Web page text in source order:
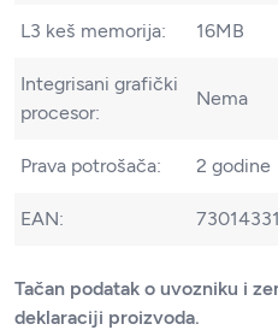
L3 keš memorija: 16MB
Integrisani grafički
procesor:
Nema
Prava potrošača: 2 godine
EAN:
Tačan podatak o uvozniku i
deklaraciji proizvoda.